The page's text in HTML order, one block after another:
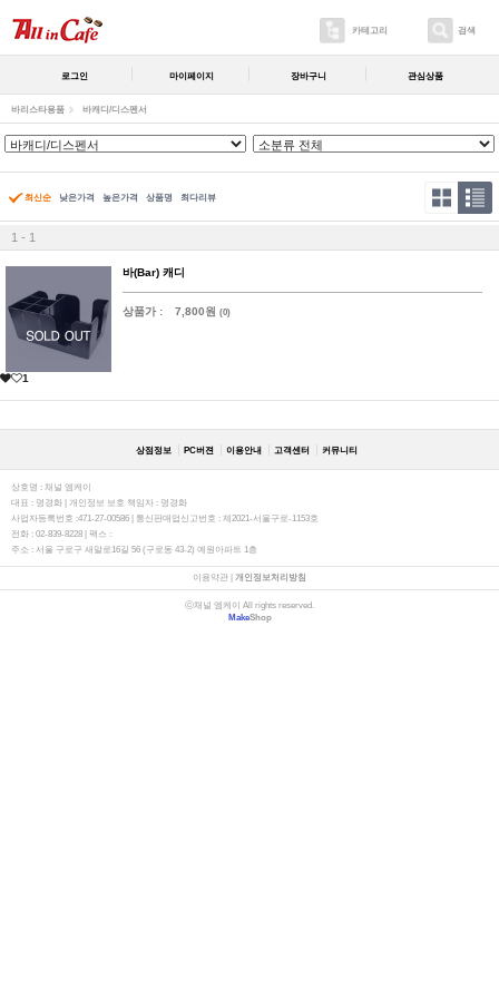
카테고리 검색
로그인 마이페이지 장바구니 관심상품
바리스타용품 바캐디/디스펜서
최신순 낮은가격 높은가격 상품명 최다리뷰
1 - 1
바(Bar) 캐디
상품가 : 7,800원 (0)
1
상점정보 PC버젼 이용안내 고객센터 커뮤니티
상호명 : 채널 엠케이
대표 : 명경화 | 개인정보 보호 책임자 : 명경화
사업자등록번호 :471-27-00586 | 통신판매업신고번호 : 제2021-서울구로-1153호
전화 : 02-839-8228 | 팩스 :
주소 : ​서울 구로구 새말로16길 56 (구로동 43-2) 예원아파트 1층
이용약관 | 개인정보처리방침
ⓒ채널 엠케이 All rights reserved.
MakeShop